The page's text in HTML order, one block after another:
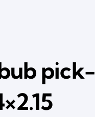
pick-